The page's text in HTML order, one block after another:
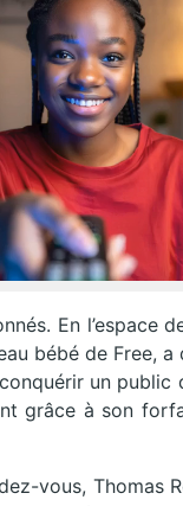
En l’espace
bébé de Free, a
un public
grâce à son
vous, Thomas